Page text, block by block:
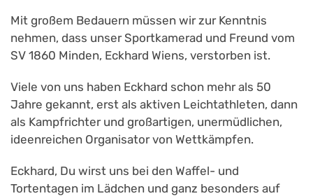
Mit großem Bedauern müssen wir zur Kenntnis
nehmen, dass unser Sportkamerad und Freund vom
SV 1860 Minden, Eckhard Wiens, verstorben ist.
Viele von uns haben Eckhard schon mehr als 50
Jahre gekannt, erst als aktiven Leichtathleten, dann
als Kampfrichter und großartigen, unermüdlichen,
ideenreichen Organisator von Wettkämpfen.
Eckhard, Du wirst uns bei den Waffel- und
Tortentagen im Lädchen und ganz besonders auf